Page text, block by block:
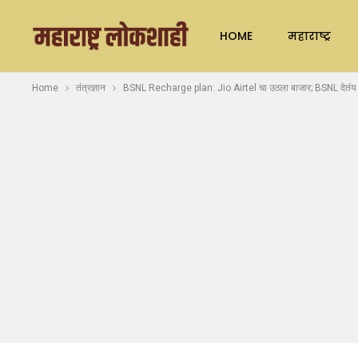
HOME महाराष्ट्र
Home तंत्रज्ञान BSNL Recharge plan: Jio Airtel चा उठला बाजार; BSNL देतंय